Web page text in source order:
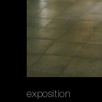
exposition